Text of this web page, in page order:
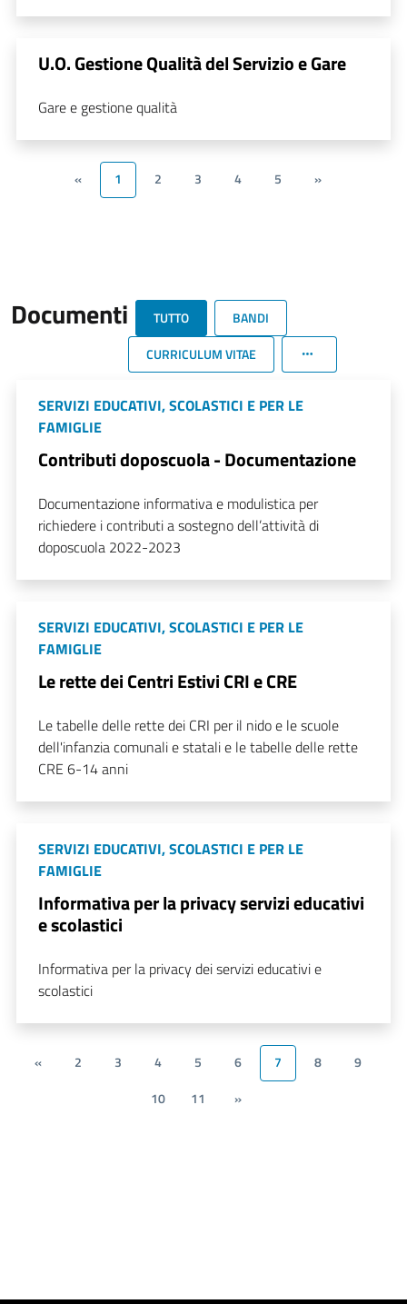
U.O. Gestione Qualità del Servizio e Gare
Gare e gestione qualità
« 1 2 3 4 5 »
Documenti TUTTO
BANDI
CURRICULUM VITAE
SERVIZI EDUCATIVI, SCOLASTICI E PER LE
FAMIGLIE
Contributi doposcuola - Documentazione
Documentazione informativa e modulistica per
richiedere i contributi a sostegno dell’attività di
doposcuola 2022-2023
SERVIZI EDUCATIVI, SCOLASTICI E PER LE
FAMIGLIE
Le rette dei Centri Estivi CRI e CRE
Le tabelle delle rette dei CRI per il nido e le scuole
dell'infanzia comunali e statali e le tabelle delle rette
CRE 6-14 anni
SERVIZI EDUCATIVI, SCOLASTICI E PER LE
FAMIGLIE
Informativa per la privacy servizi educativi
e scolastici
Informativa per la privacy dei servizi educativi e
scolastici
« 2 3 4 5 6 7 8
9
10
11 »